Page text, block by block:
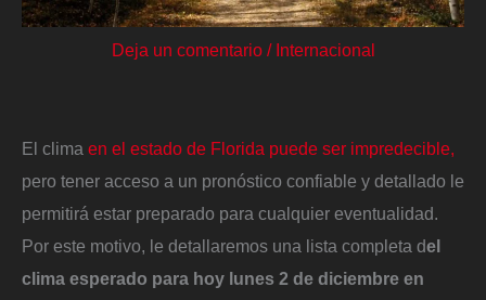
Deja un comentario / Internacional
El clima en el estado de Florida puede ser impredecible,
pero tener acceso a un pronóstico confiable y detallado le
permitirá estar preparado para cualquier eventualidad.
Por este motivo, le detallaremos una lista completa del
clima esperado para hoy lunes 2 de diciembre en